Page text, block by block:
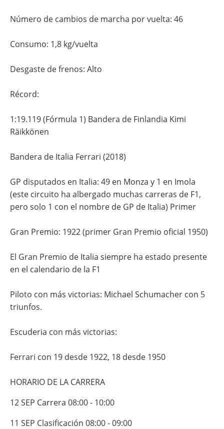
Número de cambios de marcha por vuelta: 46
Consumo: 1,8 kg/vuelta
Desgaste de frenos: Alto
Récord:
1:19.119 (Fórmula 1) Bandera de Finlandia Kimi
Räikkönen
Bandera de Italia Ferrari (2018)
GP disputados en Italia: 49 en Monza y 1 en Imola
(este circuito ha albergado muchas carreras de F1,
pero solo 1 con el nombre de GP de Italia) Primer
Gran Premio: 1922 (primer Gran Premio oficial 1950)
El Gran Premio de Italia siempre ha estado presente
en el calendario de la F1
Piloto con más victorias: Michael Schumacher con 5
triunfos.
Escuderia con más victorias:
Ferrari con 19 desde 1922, 18 desde 1950
HORARIO DE LA CARRERA
12SEP Carrera 08:00- 10:00
11 SEP Clasificación 08:00-09:00